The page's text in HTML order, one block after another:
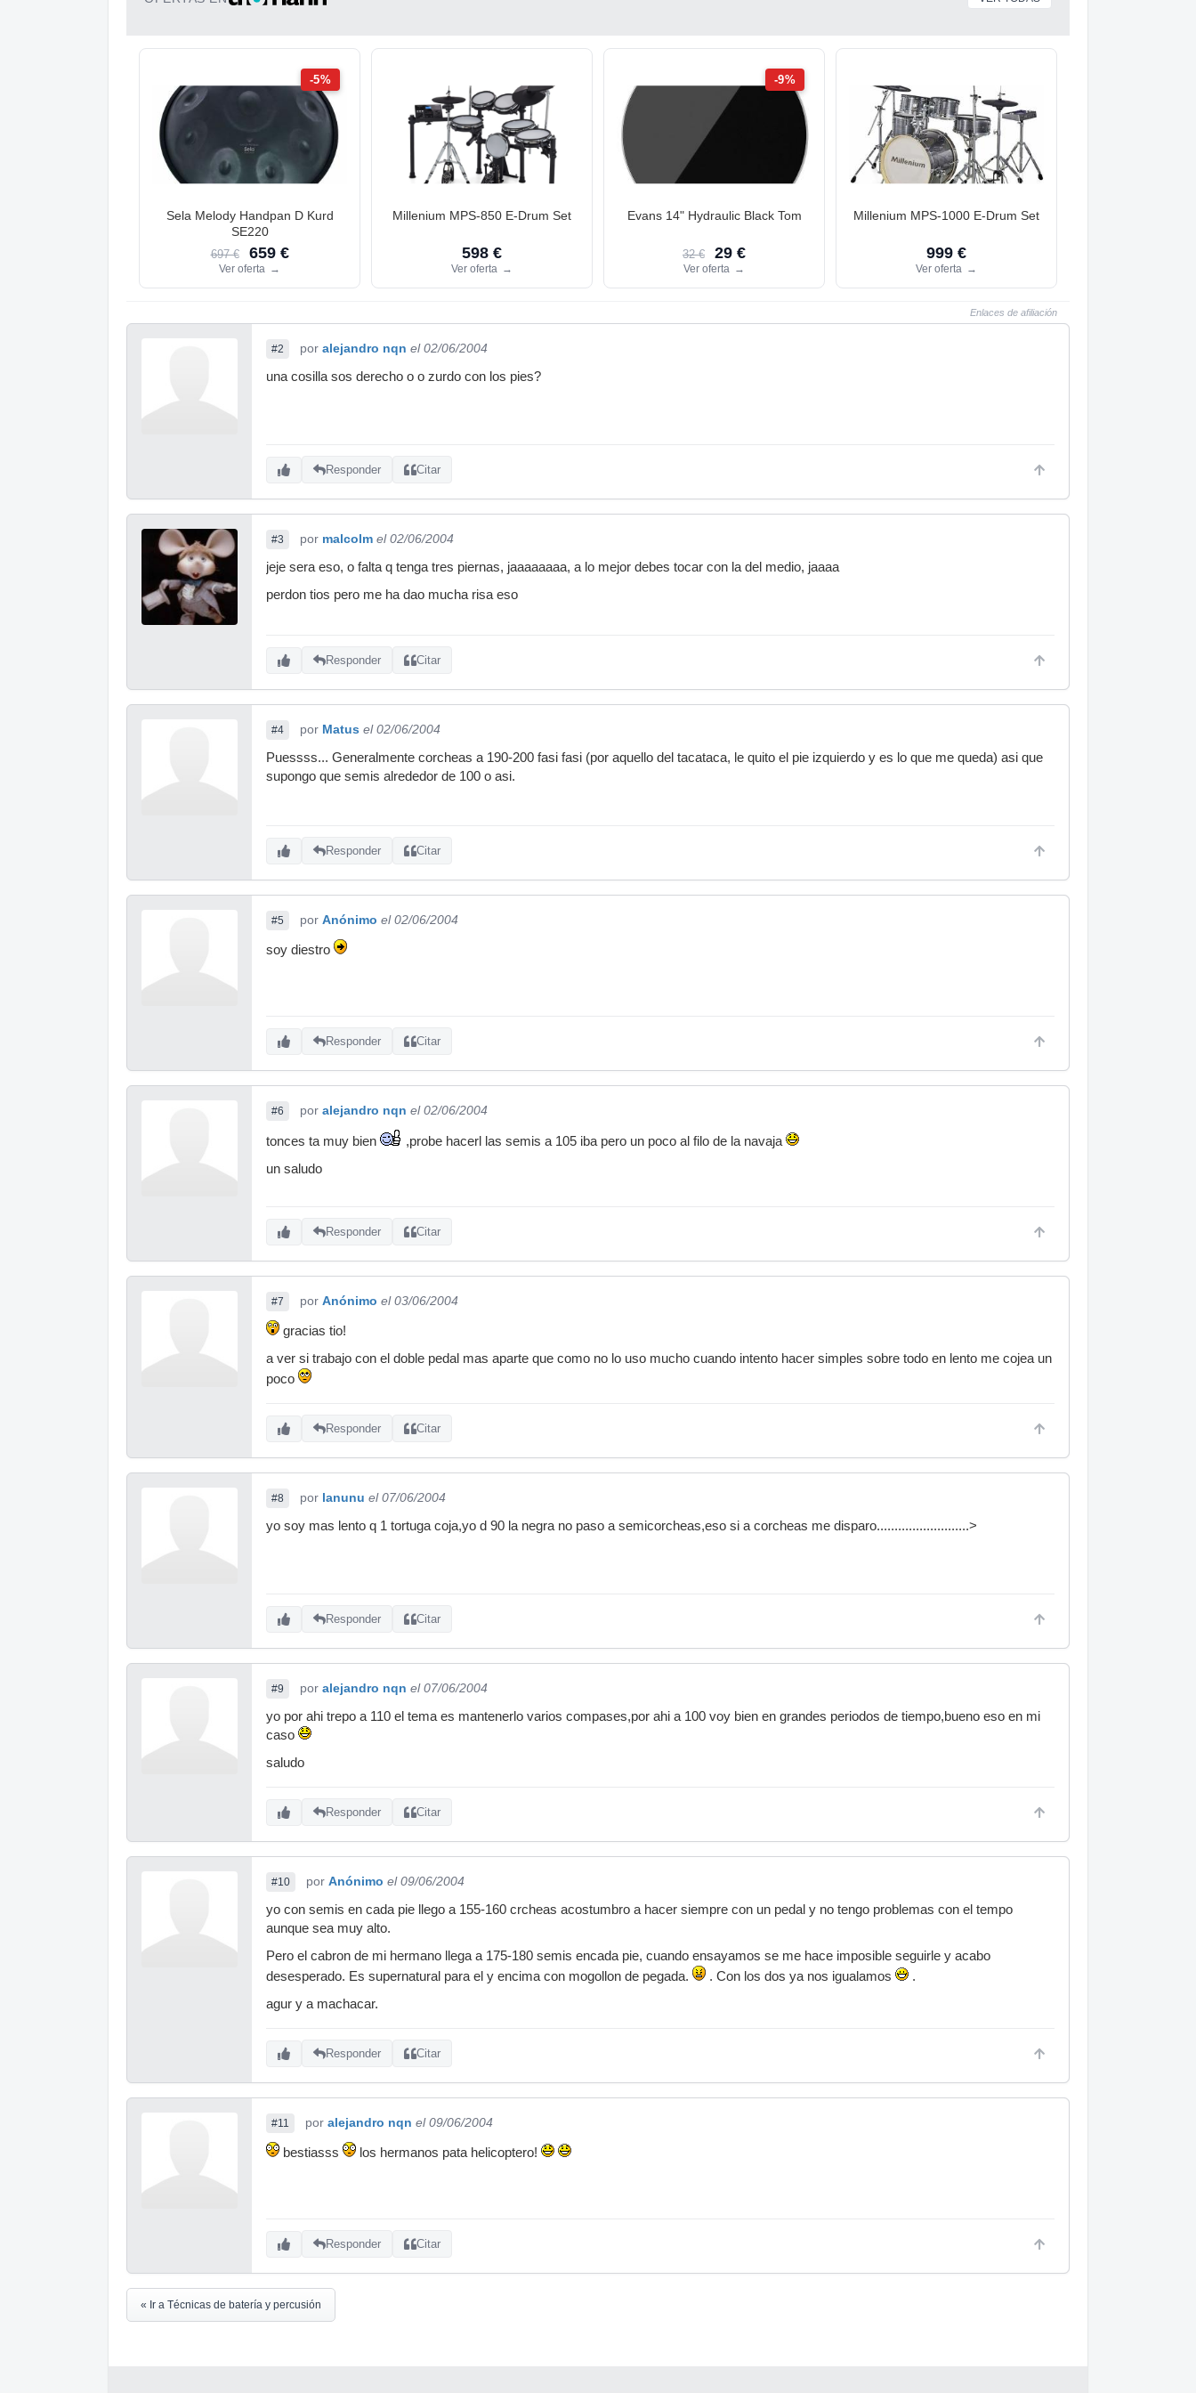
-5%
Sela Melody Handpan D Kurd
SE220
697 € 659 €
Ver oferta →
Millenium MPS-850 E-Drum Set
598 €
Ver oferta →
-9%
Evans 14" Hydraulic Black Tom
32 € 29 €
Ver oferta →
Millenium MPS-1000 E-Drum Set
999 €
Ver oferta →
Enlaces de afiliación
#2 por alejandro nqn el 02/06/2004
una cosilla sos derecho o o zurdo con los pies?
Responder Citar
#3 por malcolm el 02/06/2004
jeje sera eso, o falta q tenga tres piernas, jaaaaaaaa, a lo mejor debes tocar con la del medio, jaaaa
perdon tios pero me ha dao mucha risa eso
Responder Citar
#4 por Matus el 02/06/2004
Puessss... Generalmente corcheas a 190-200 fasi fasi (por aquello del tacataca, le quito el pie izquierdo y es lo que me queda) asi que
supongo que semis alrededor de 100 o asi.
Responder Citar
#5 por Anónimo el 02/06/2004
soy diestro
Responder Citar
#6 por alejandro nqn el 02/06/2004
tonces ta muy bien
,probe hacerl las semis a 105 iba pero un poco al filo de la navaja
un saludo
Responder Citar
#7 por Anónimo el 03/06/2004
gracias tio!
a ver si trabajo con el doble pedal mas aparte que como no lo uso mucho cuando intento hacer simples sobre todo en lento me cojea un
poco
Responder Citar
#8 por lanunu el 07/06/2004
yo soy mas lento q 1 tortuga coja,yo d 90 la negra no paso a semicorcheas,eso si a corcheas me disparo..........................>
Responder Citar
#9 por alejandro nqn el 07/06/2004
yo por ahi trepo a 110 el tema es mantenerlo varios compases,por ahi a 100 voy bien en grandes periodos de tiempo,bueno eso en mi
caso
saludo
Responder Citar
#10 por Anónimo el 09/06/2004
yo con semis en cada pie llego a 155-160 crcheas acostumbro a hacer siempre con un pedal y no tengo problemas con el tempo
aunque sea muy alto.
Pero el cabron de mi hermano llega a 175-180 semis encada pie, cuando ensayamos se me hace imposible seguirle y acabo
desesperado. Es supernatural para el y encima con mogollon de pegada.
. Con los dos ya nos igualamos
.
agur y a machacar.
Responder Citar
#11 por alejandro nqn el 09/06/2004
bestiasss los hermanos pata helicoptero!
Responder Citar
« Ir a Técnicas de batería y percusión